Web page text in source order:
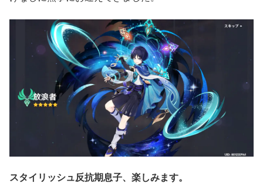
スタイリッシュ反抗期息子、楽しみます。